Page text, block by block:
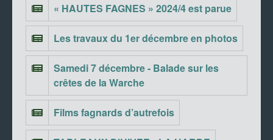
« HAUTES FAGNES » 2024/4 est parue
Les travaux du 1er décembre en photos
Samedi 7 décembre - Balade sur les
crêtes de la Warche
Films fagnards d’autrefois